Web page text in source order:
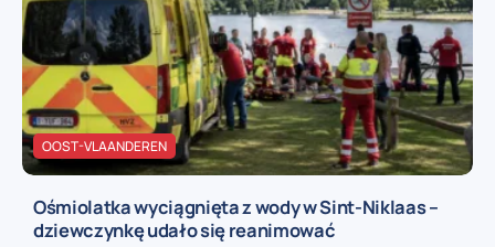
OOST-VLAANDEREN
Ośmiolatka wyciągnięta z wody w Sint-Niklaas –
dziewczynkę udało się reanimować